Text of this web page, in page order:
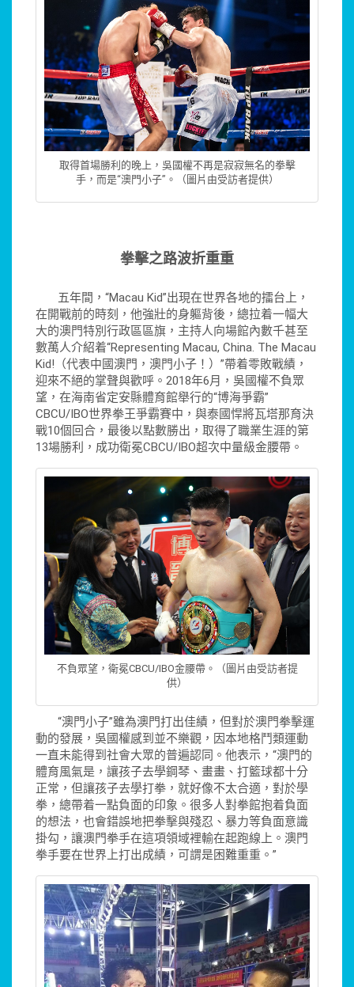
取得首場勝利的晚上，吳國權不再是寂寂無名的拳擊
手，而是“澳門小子”。（圖片由受訪者提供）
拳擊之路波折重重
五年間，“Macau Kid”出現在世界各地的擂台上，
在開戰前的時刻，他強壯的身軀背後，總拉着一幅大
大的澳門特別行政區區旗，主持人向場館內數千甚至
數萬人介紹着“Representing Macau, China. The Macau
Kid!（代表中國澳門，澳門小子！）”帶着零敗戰績，
迎來不絕的掌聲與歡呼。2018年6月，吳國權不負眾
望，在海南省定安縣體育館舉行的“博海爭霸”
CBCU/IBO世界拳王爭霸賽中，與泰國悍將瓦塔那育決
戰10個回合，最後以點數勝出，取得了職業生涯的第
13場勝利，成功衛冕CBCU/IBO超次中量級金腰帶。
不負眾望，衛冕CBCU/IBO金腰帶。（圖片由受訪者提
供）
“澳門小子”雖為澳門打出佳績，但對於澳門拳擊運
動的發展，吳國權感到並不樂觀，因本地格鬥類運動
一直未能得到社會大眾的普遍認同。他表示，“澳門的
體育風氣是，讓孩子去學鋼琴、畫畫、打籃球都十分
正常，但讓孩子去學打拳，就好像不太合適，對於學
拳，總帶着一點負面的印象。很多人對拳館抱着負面
的想法，也會錯誤地把拳擊與殘忍、暴力等負面意識
掛勾，讓澳門拳手在這項領域裡輸在起跑線上。澳門
拳手要在世界上打出成績，可謂是困難重重。”